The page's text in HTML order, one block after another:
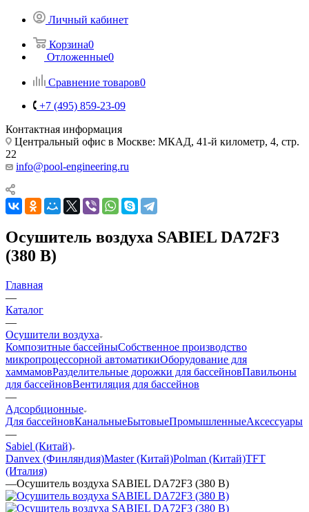
Личный кабинет
Корзина0
Отложенные0
Сравнение товаров0
+7 (495) 859-23-09
Контактная информация
Центральный офис в Москве: МКАД, 41-й километр, 4, стр.
22
info@pool-engineering.ru
Осушитель воздуха SABIEL DA72F3
(380 В)
Главная
—
Каталог
—
Осушители воздуха
Композитные бассейныСобственное производство
микропроцессорной автоматикиОборудование для
хаммамовРазделительные дорожки для бассейновПавильоны
для бассейновВентиляция для бассейнов
—
Адсорбционные
Для бассейновКанальныеБытовыеПромышленныеАксессуары
—
Sabiel (Китай)
Danvex (Финляндия)Master (Китай)Polman (Китай)TFT
(Италия)
—Осушитель воздуха SABIEL DA72F3 (380 В)